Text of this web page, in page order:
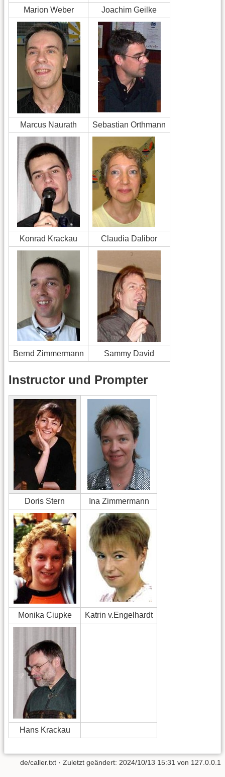
Marion Weber Joachim Geilke
Marcus Naurath Sebastian Orthmann
Konrad Krackau Claudia Dalibor
Bernd Zimmermann Sammy David
Instructor und Prompter
Doris Stern Ina Zimmermann
Monika Ciupke Katrin v.Engelhardt
Hans Krackau
de/caller.txt · Zuletzt geändert: 2024/10/13 15:31 von 127.0.0.1